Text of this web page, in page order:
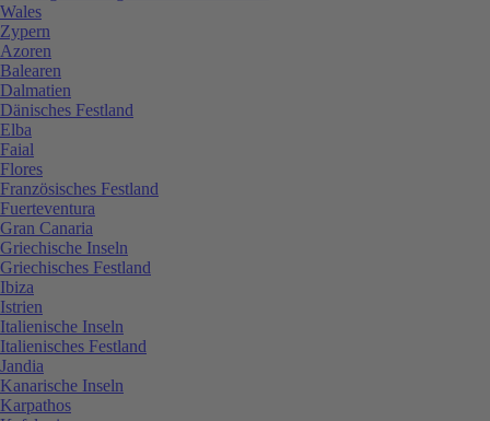
Wales
Zypern
Azoren
Balearen
Dalmatien
Dänisches Festland
Elba
Faial
Flores
Französisches Festland
Fuerteventura
Gran Canaria
Griechische Inseln
Griechisches Festland
Ibiza
Istrien
Italienische Inseln
Italienisches Festland
Jandia
Kanarische Inseln
Karpathos